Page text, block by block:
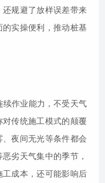
规避了放样误差带来
实操便利，推动桩基
作业能力，不受天气
传统施工模式的颠覆
夜间无光等条件都会
劣天气集中的季节，
成本，还可能影响后